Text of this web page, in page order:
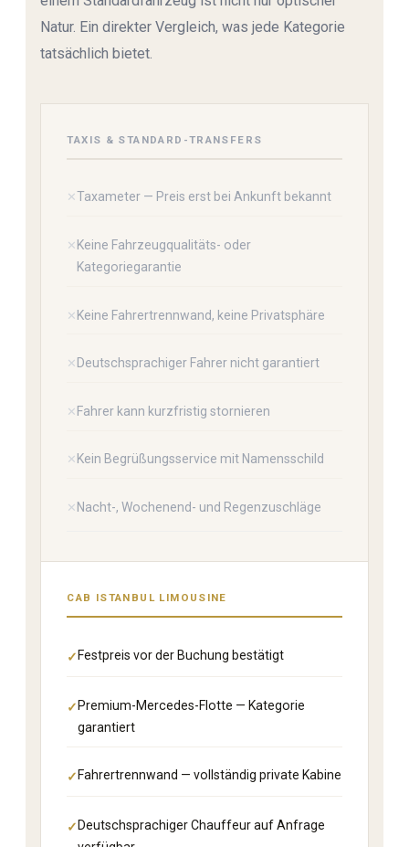
Natur. Ein direkter Vergleich, was jede Kategorie
tatsächlich bietet.
TAXIS & STANDARD-TRANSFERS
Taxameter — Preis erst bei Ankunft bekannt
Keine Fahrzeugqualitäts- oder
Kategoriegarantie
Keine Fahrertrennwand, keine Privatsphäre
Deutschsprachiger Fahrer nicht garantiert
Fahrer kann kurzfristig stornieren
Kein Begrüßungsservice mit Namensschild
Nacht-, Wochenend- und Regenzuschläge
CAB ISTANBUL LIMOUSINE
Festpreis vor der Buchung bestätigt
Premium-Mercedes-Flotte — Kategorie
garantiert
Fahrertrennwand — vollständig private Kabine
Deutschsprachiger Chauffeur auf Anfrage